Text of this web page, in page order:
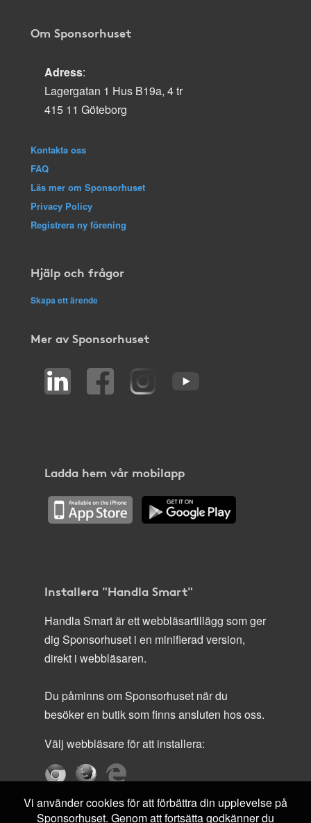
Om Sponsorhuset
Adress:
Lagergatan 1 Hus B19a, 4 tr
415 11 Göteborg
Kontakta oss
FAQ
Läs mer om Sponsorhuset
Privacy Policy
Registrera ny förening
Hjälp och frågor
Skapa ett ärende
Mer av Sponsorhuset
Ladda hem vår mobilapp
Installera "Handla Smart"
Handla Smart är ett webbläsartillägg som ger
dig Sponsorhuset i en minifierad version,
direkt i webbläsaren.
Du påminns om Sponsorhuset när du
besöker en butik som finns ansluten hos oss.
Välj webbläsare för att installera:
Vi använder cookies för att förbättra din upplevelse på
Sponsorhuset. Genom att fortsätta godkänner du